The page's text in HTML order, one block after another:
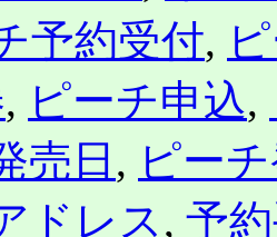
発。
Peach
Aviation
上
社
長
が
航
予約受付,
, ピーチ申込,
売日 , ピー
ドレス , 予